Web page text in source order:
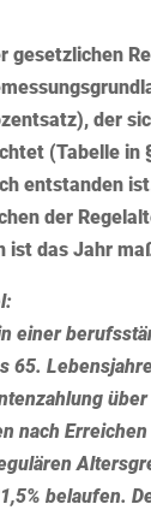
gesetzlichen
der
(Tabelle in
entstanden
der
ist das Jahr
einer
65.
nach
belaufen.